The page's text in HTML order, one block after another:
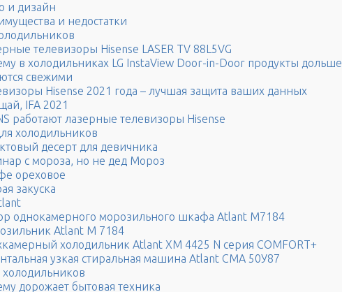
и дизайн
и недостатки
телевизоры Hisense LASER TV 88L5VG
в холодильниках LG InstaView Door-in-Door продукты дольше
свежими
Hisense 2021 года – лучшая защита ваших данных
IFA 2021
работают лазерные телевизоры Hisense
холодильников
десерт для девичника
с мороза, но не дед Мороз
ореховое
закуска
однокамерного морозильного шкафа Atlant M7184
Atlant M 7184
холодильник Atlant XM 4425 N серия COMFORT+
узкая стиральная машина Atlant СМА 50У87
дорожает бытовая техника